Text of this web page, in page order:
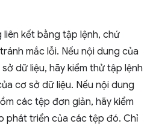
kết bằng tập lệnh, chứ
mắc lỗi. Nếu nội dung của
dữ liệu, hãy kiểm thử tập lệnh
cơ sở dữ liệu. Nếu nội dung
các tệp đơn giản, hãy kiểm
phát triển của các tệp đó. Chỉ